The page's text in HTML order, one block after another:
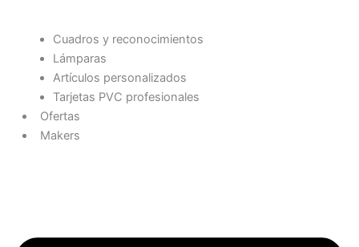
Cuadros y reconocimientos
Lámparas
Artículos personalizados
Tarjetas PVC profesionales
Ofertas
Makers